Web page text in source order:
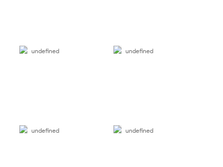
undefined undefined
undefined undefined